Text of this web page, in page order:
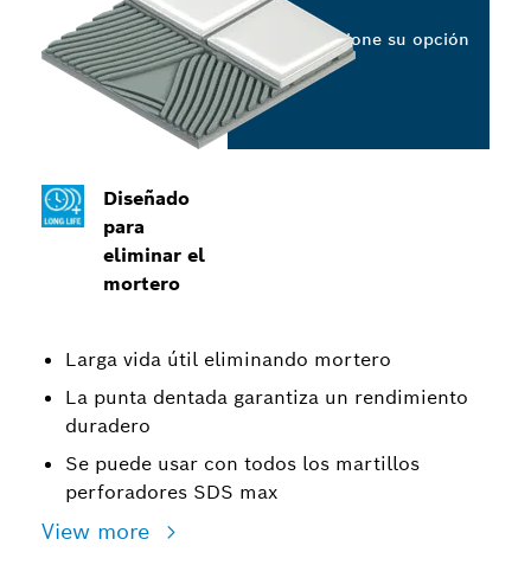
Diseñado
para
eliminar el
mortero
Larga vida útil eliminando mortero
La punta dentada garantiza un rendimiento
duradero
Se puede usar con todos los martillos
perforadores SDS max
View more
Seleccione su opción